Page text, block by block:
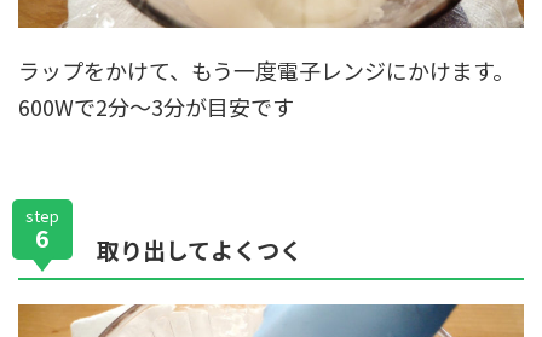
ラップをかけて、もう一度電子レンジにかけます。
600Wで2分〜3分が目安です
step
6 取り出してよくつく